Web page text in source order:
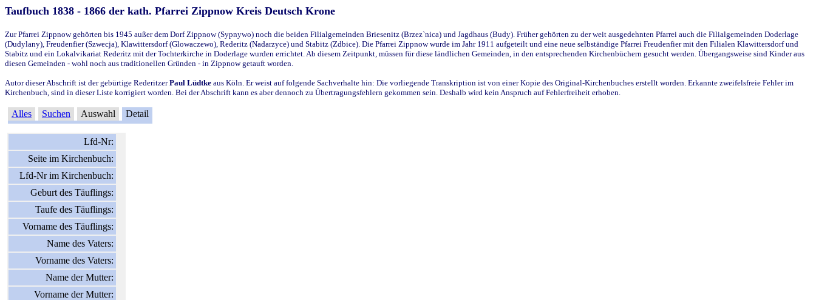
Taufbuch 1838 - 1866 der kath. Pfarrei Zippnow Kreis Deutsch Krone
Zur Pfarrei Zippnow gehörten bis 1945 außer dem Dorf Zippnow (Sypnywo) noch die beiden Filialgemeinden Briesenitz (Brzez`nica) und Jagdhaus (Budy). Früher gehörten zu der weit ausgedehnten Pfarrei auch die Filialgemeinden Doderlage
(Dudylany), Freudenfier (Szwecja), Klawittersdorf (Glowaczewo), Rederitz (Nadarzyce) und Stabitz (Zdbice). Die Pfarrei Zippnow wurde im Jahr 1911 aufgeteilt und eine neue selbständige Pfarrei Freudenfier mit den Filialen Klawittersdorf und
Stabitz und ein Lokalvikariat Rederitz mit der Tochterkirche in Doderlage wurden errichtet. Ab diesem Zeitpunkt, müssen für diese ländlichen Gemeinden, in den entsprechenden Kirchenbüchern gesucht werden. Übergangsweise sind Kinder aus
diesen Gemeinden - wohl noch aus traditionellen Gründen - in Zippnow getauft worden.
Autor dieser Abschrift ist der gebürtige RederitzerPaul Lüdtke aus Köln. Er weist auf folgende Sachverhalte hin: Die vorliegende Transkription ist von einer Kopie des Original-Kirchenbuches erstellt worden. Erkannte zweifelsfreie Fehler im
Kirchenbuch, sind in dieser Liste korrigiert worden. Bei der Abschrift kann es aber dennoch zu Übertragungsfehlern gekommen sein. Deshalb wird kein Anspruch auf Fehlerfreiheit erhoben.
Alles Suchen Auswahl Detail
Lfd-Nr:
Seite im Kirchenbuch:
Lfd-Nr im Kirchenbuch:
Geburt des Täuflings:
Taufe des Täuflings:
Vorname des Täuflings:
Name des Vaters:
Vorname des Vaters:
Name der Mutter:
Vorname der Mutter: